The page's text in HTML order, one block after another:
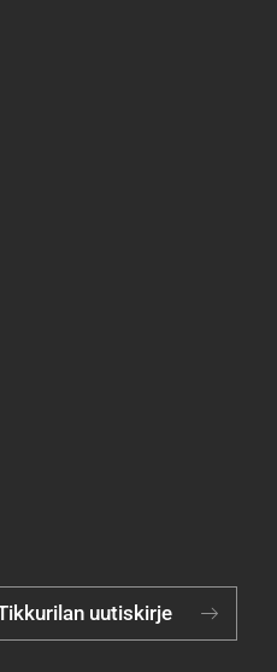
uutiskirje